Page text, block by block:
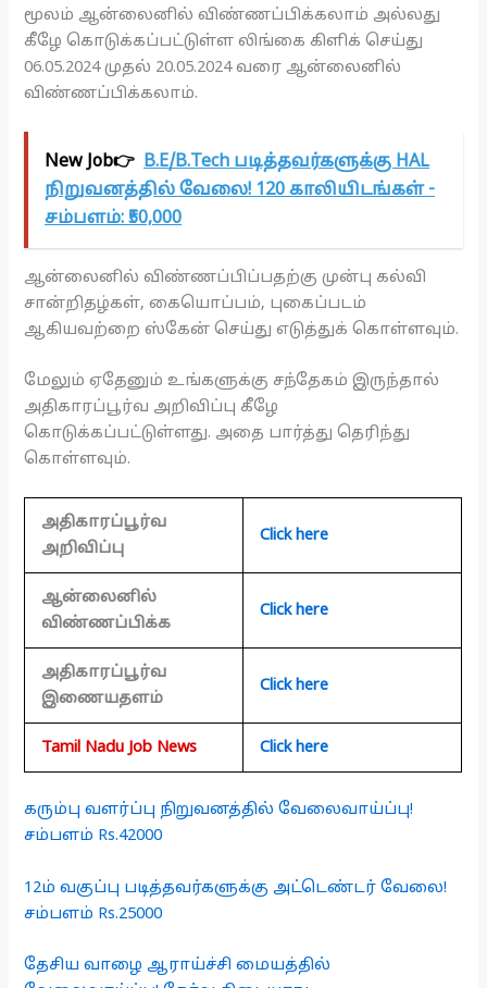
மூலம் ஆன்லைனில் விண்ணப்பிக்கலாம் அல்லது
கீழே கொடுக்கப்பட்டுள்ள லிங்கை கிளிக் செய்து
06.05.2024 முதல் 20.05.2024 வரை ஆன்லைனில்
விண்ணப்பிக்கலாம்.
New Job👉 B.E/B.Tech படித்தவர்களுக்கு HAL
நிறுவனத்தில் வேலை! 120 காலியிடங்கள் -
சம்பளம்: ₹50,000
ஆன்லைனில் விண்ணப்பிப்பதற்கு முன்பு கல்வி
சான்றிதழ்கள், கையொப்பம், புகைப்படம்
ஆகியவற்றை ஸ்கேன் செய்து எடுத்துக் கொள்ளவும்.
மேலும் ஏதேனும் உங்களுக்கு சந்தேகம் இருந்தால்
அதிகாரப்பூர்வ அறிவிப்பு கீழே
கொடுக்கப்பட்டுள்ளது. அதை பார்த்து தெரிந்து
கொள்ளவும்.
அதிகாரப்பூர்வ
அறிவிப்பு
Click here
ஆன்லைனில்
விண்ணப்பிக்க
Click here
அதிகாரப்பூர்வ
இணையதளம்
Click here
Tamil Nadu Job News Click here
கரும்பு வளர்ப்பு நிறுவனத்தில் வேலைவாய்ப்பு!
சம்பளம் Rs.42000
12ம் வகுப்பு படித்தவர்களுக்கு அட்டெண்டர் வேலை!
சம்பளம் Rs.25000
தேசிய வாழை ஆராய்ச்சி மையத்தில்